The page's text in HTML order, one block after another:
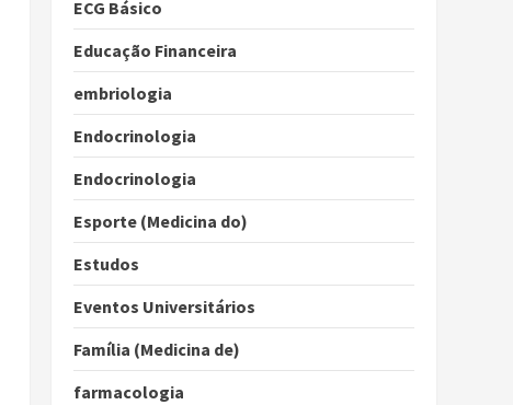
ECG Básico
Educação Financeira
embriologia
Endocrinologia
Endocrinologia
Esporte (Medicina do)
Estudos
Eventos Universitários
Família (Medicina de)
farmacologia